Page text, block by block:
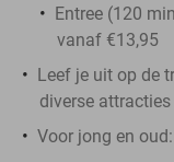
Entree (120
vanaf €13,95
Leef je uit op de
diverse
Voor jong en